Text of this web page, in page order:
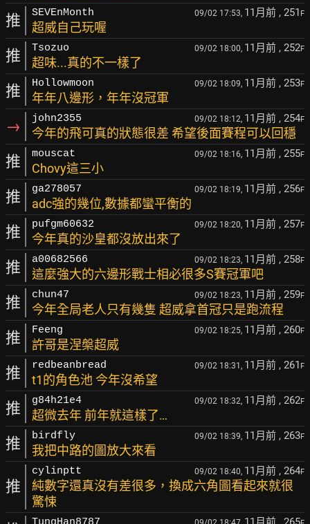
推 SEVEnMonth 09/02 17:53, 11月前 , 251 F
超威自己玩喔
推 Tsozuo 09/02 18:00, 11月前 , 252F
超味...真的不一樣了
推 Hollowmoon 09/02 18:09, 11月前 , 253F
年年八邊形，年年沒冠軍
→ john2355 09/02 18:12, 11月前 , 254F
今年的飛可真的狀態很差 希望後面賽程可以回穩
推 mouscat 09/02 18:16, 11月前 , 255F
Chovy這三小
推 ga278057 09/02 18:19, 11月前 , 256F
adc強的幾位,數據都蠻平衡的
推 pufgm60632 09/02 18:20, 11月前 , 257F
今年真的沙皇都沒放出來了
推 a00682566 09/02 18:23, 11月前 , 258F
這麼強大的六邊形戰士相必很多S賽冠軍吧
推 chun47 09/02 18:23, 11月前 , 259F
今年全局老人只有幾隻 超威拿首冠只是跑流程
推 Feeng 09/02 18:25, 11月前 , 260F
許哥是涅槃超威
推 redbeanbread 09/02 18:31, 11月前 , 261 F
t1的角色池 今年沒希望
推 g84h21e4 09/02 18:32, 11月前 , 262F
超微去年 前年就這樣了…
推 birdfly 09/02 18:39, 11月前 , 263F
我把中路的圖放大來看
推
cylinptt 09/02 18:40, 11月前 , 264F
純數字還真沒有差很多，換成六角圖看起來就很
驚悚